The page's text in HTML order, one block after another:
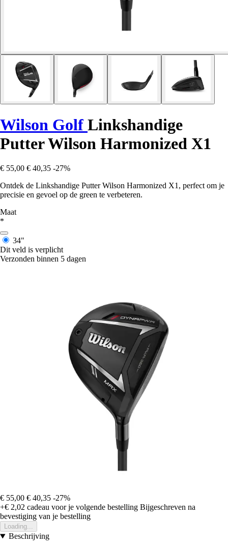
Wilson Golf Linkshandige
Putter Wilson Harmonized X1
€ 55,00 € 40,35 -27%
Ontdek de Linkshandige Putter Wilson Harmonized X1, perfect om je
precisie en gevoel op de green te verbeteren.
Maat
*
34"
Dit veld is verplicht
Verzonden binnen 5 dagen
€ 55,00 € 40,35 -27%
+€ 2,02 cadeau voor je volgende bestelling Bijgeschreven na
bevestiging van je bestelling
Loading...
Beschrijving